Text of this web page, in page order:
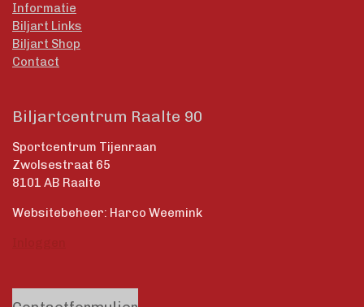
Informatie
Biljart Links
Biljart Shop
Contact
Biljartcentrum Raalte 90
Sportcentrum Tijenraan
Zwolsestraat 65
8101 AB Raalte
Websitebeheer: Harco Weemink